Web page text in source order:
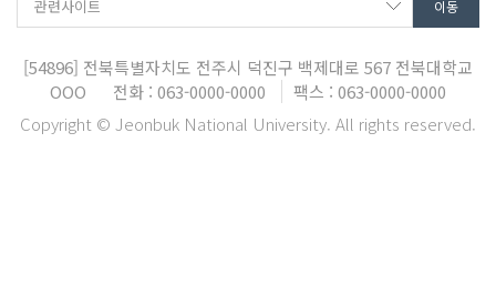
[54896] 전북특별자치도 전주시 덕진구 백제대로 567 전북대학교
OOO
전화 : 063-0000-0000
팩스 : 063-0000-0000
Copyright © Jeonbuk National University. All rights reserved.